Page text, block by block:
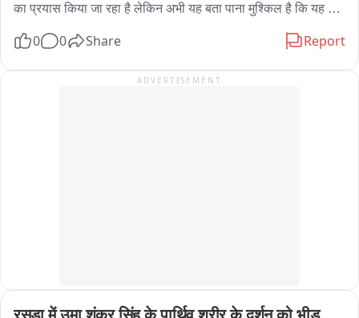
का प्रयास किया जा रहा है लेकिन अभी यह बता पाना मुश्किल है कि यह
जोखिम में डालकर पैदल ही आवाजाही करने को मजबूर हैं। चट्टान खिसकने
है। बताया जा रहा है कि आज शाम तक बिजली की व्यवस्था बहाल कर दी
0 0 Share Report
ADVERTISEMENT